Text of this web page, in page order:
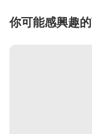
你可能感興趣